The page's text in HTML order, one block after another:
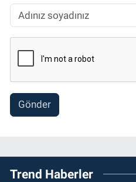
Gönder
Trend Haberler